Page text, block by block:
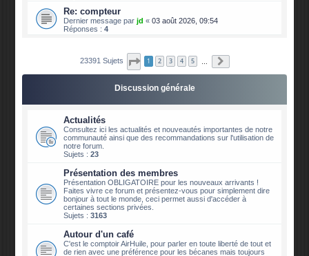
Re: compteur
Dernier message parjd «03 août 2026, 09:54
Réponses :4
23391 Sujets Page 1sur2340
1 2 3 4 5 …
Discussion générale
Actualités
Consultez ici les actualités et nouveautés importantes de notre
communauté ainsi que des recommandations sur l'utilisation de
notre forum.
Sujets :23
Présentation des membres
Présentation OBLIGATOIRE pour les nouveaux arrivants !
Faites vivre ce forum et présentez-vous pour simplement dire
bonjour à tout le monde, ceci permet aussi d'accéder à
certaines sections privées.
Sujets :3163
Autour d'un café
C'est le comptoir AirHuile, pour parler en toute liberté de tout et
de rien avec une préférence pour les bécanes mais toujours